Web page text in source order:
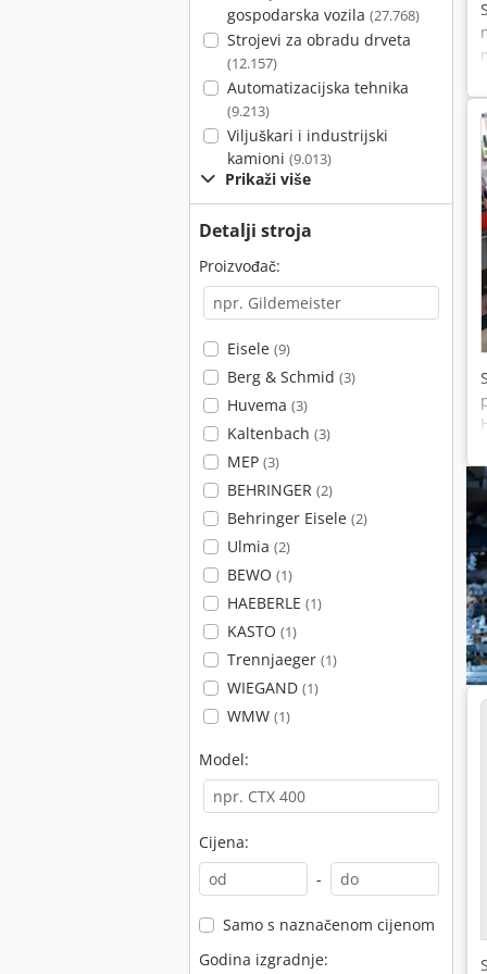
gospodarska vozila (27.768)
Strojevi za obradu drveta
(12.157)
Automatizacijska tehnika
(9.213)
Viljuškari i industrijski
kamioni (9.013)
Prikaži više
Detalji stroja
Proizvođač:
Eisele (9)
Berg & Schmid (3)
Huvema (3)
Kaltenbach (3)
MEP (3)
BEHRINGER (2)
Behringer Eisele (2)
Ulmia (2)
BEWO (1)
HAEBERLE (1)
KASTO (1)
Trennjaeger (1)
WIEGAND (1)
WMW (1)
Model:
Cijena:
-
Samo s naznačenom cijenom
Godina izgradnje: